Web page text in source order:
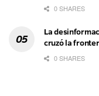
0 SHARES
La
cruzó la
0 SHARES